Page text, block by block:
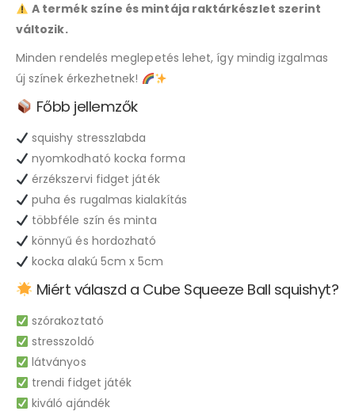
A termék színe és mintája raktárkészlet szerint
változik.
Minden rendelés meglepetés lehet, így mindig izgalmas
új színek érkezhetnek!
Főbb jellemzők
squishy stresszlabda
nyomkodható kocka forma
érzékszervi fidget játék
puha és rugalmas kialakítás
többféle szín és minta
könnyű és hordozható
kocka alakú 5cm x 5cm
Miért válaszd a Cube Squeeze Ball squishyt?
szórakoztató
stresszoldó
látványos
trendi fidget játék
kiváló ajándék